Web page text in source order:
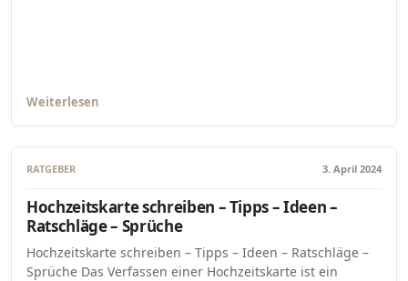
Weiterlesen
RATGEBER 3. April 2024
Hochzeitskarte schreiben – Tipps – Ideen –
Ratschläge – Sprüche
Hochzeitskarte schreiben – Tipps – Ideen – Ratschläge –
Sprüche Das Verfassen einer Hochzeitskarte ist ein